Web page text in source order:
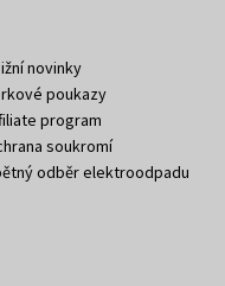
novinky
poukazy
program
soukromí
odběr elektroodpadu